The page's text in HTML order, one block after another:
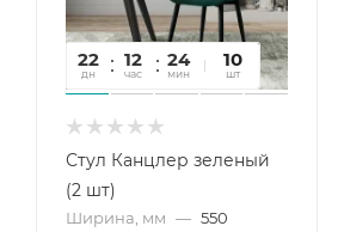
22
дн
12
час
24
мин
22
сек
10
шт
Стул Канцлер зеленый
(2 шт)
Ширина, мм — 550